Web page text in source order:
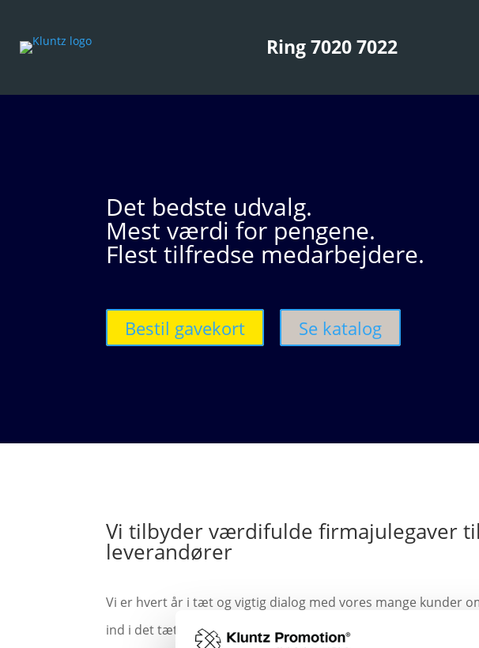
Ring 7020 7022
Det bedste udvalg.
Mest værdi for pengene.
Flest tilfredse medarbejdere.
Bestil gavekort Se katalog
Vi tilbyder værdifulde firmajulegaver
leverandører
Vi er hvert år i tæt og vigtig dialog med vores mange kunder
ind i det tætte samarbejde, vi har med anerkendte kvalitets